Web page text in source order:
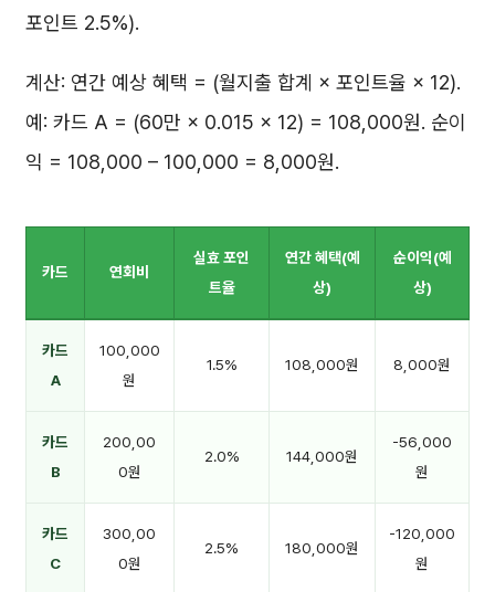
포인트 2.5%).
계산: 연간 예상 혜택 = (월지출 합계 × 포인트율 × 12).
예: 카드 A = (60만 × 0.015 × 12) = 108,000원. 순이
익 = 108,000 – 100,000 = 8,000원.
카드 연회비
실효 포인
트율
연간 혜택(예
상)
순이익(예
상)
카드
A
100,000
원
1.5% 108,000원 8,000원
카드
B
200,00
0원
2.0% 144,000원
-56,000
원
카드
C
300,00
0원
2.5% 180,000원
-120,000
원